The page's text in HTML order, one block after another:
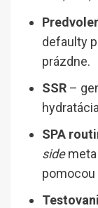
defaulty
prázdne.
SSR –
SPA
sidemeta
pomocou